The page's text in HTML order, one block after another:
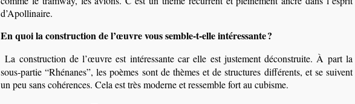
d’Apollinaire.
En quoi la construction de l’œuvre vous semble-t-elle intéressante ?
La construction de l’œuvre est intéressante car elle est justement déconstruite. À part la
sous-partie “Rhénanes”, les poèmes sont de thèmes et de structures différents, et se suivent
un peu sans cohérences. Cela est très moderne et ressemble fort au cubisme.